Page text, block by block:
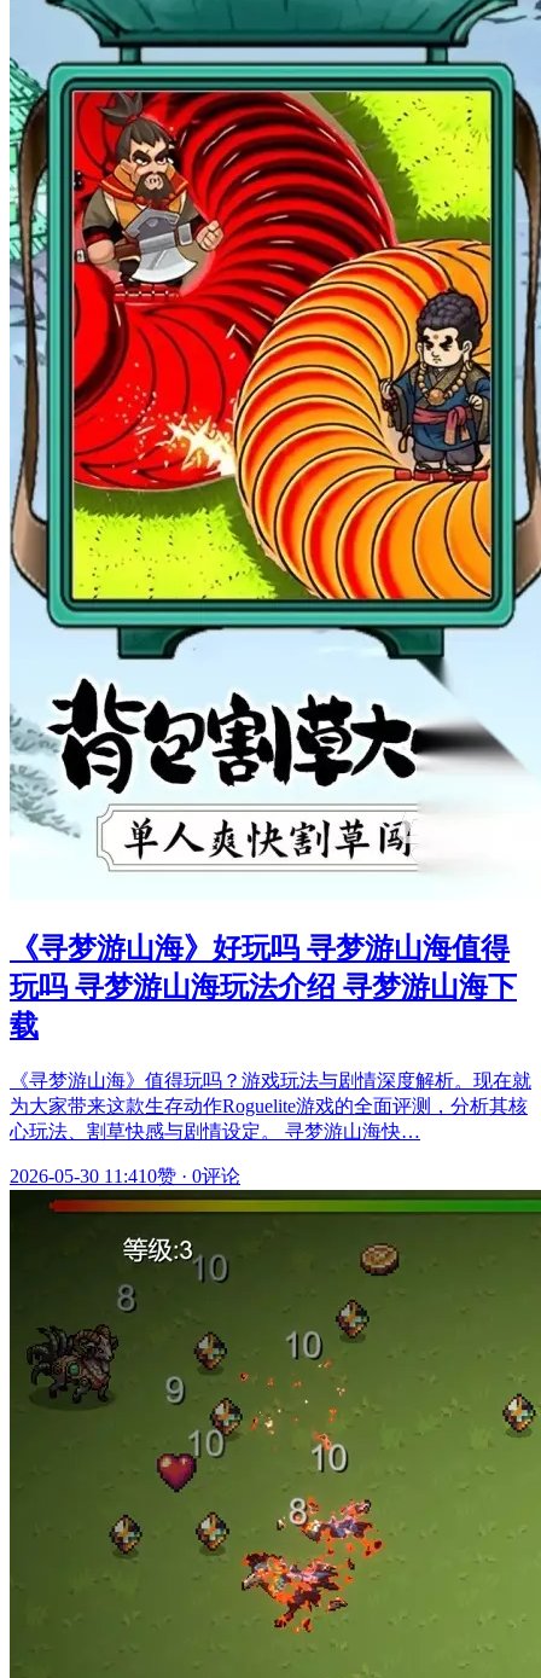
《寻梦游山海》好玩吗 寻梦游山海值得
玩吗 寻梦游山海玩法介绍 寻梦游山海下
载
《寻梦游山海》值得玩吗？游戏玩法与剧情深度解析。现在就
为大家带来这款生存动作Roguelite游戏的全面评测，分析其核
心玩法、割草快感与剧情设定。 寻梦游山海快…
2026-05-30 11:410赞 · 0评论